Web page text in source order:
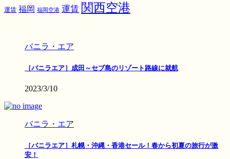
運賃 福岡 福岡空港 運賃 関西空港
バニラ・エア
［バニラエア］成田～セブ島のリゾート路線に就航
2023/3/10
バニラ・エア
［バニラエア］札幌・沖縄・香港セール！春から初夏の旅行が激
安！